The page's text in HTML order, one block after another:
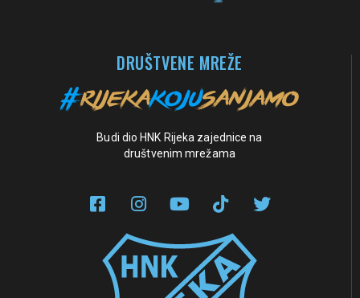
DRUŠTVENE MREŽE
Budi dio HNK Rijeka zajednice na
društvenim mrežama